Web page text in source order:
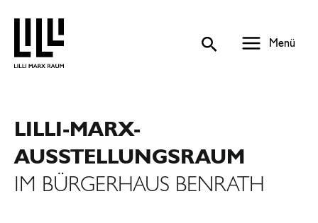
Menü
LILLI-MARX-
AUSSTELLUNGSRAUM
IM BÜRGERHAUS BENRATH